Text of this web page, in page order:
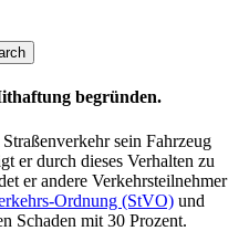
begründen.
sein Fahrzeug
er durch dieses Verhalten zu
er andere Verkehrsteilnehmer
Ordnung (StVO) und
Schaden mit 30 Prozent.